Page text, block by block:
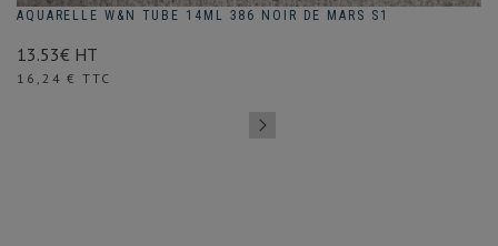
AQUARELLE W&N TUBE 14ML 386 NOIR DE MARS S1
13.53€ HT
Prix
16,24 € TTC